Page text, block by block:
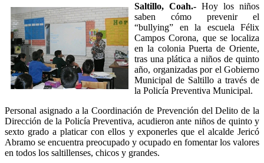
Saltillo, Coah.- Hoy los niños
saben cómo prevenir el
“bullying” en la escuela Félix
Campos Corona, que se localiza
en la colonia Puerta de Oriente,
tras una plática a niños de quinto
año, organizadas por el Gobierno
Municipal de Saltillo a través de
la Policía Preventiva Municipal.
Personal asignado a la Coordinación de Prevención del Delito de la
Dirección de la Policía Preventiva, acudieron ante niños de quinto y
sexto grado a platicar con ellos y exponerles que el alcalde Jericó
Abramo se encuentra preocupado y ocupado en fomentar los valores
en todos los saltillenses, chicos y grandes.